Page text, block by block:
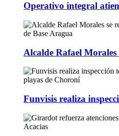
Operativo integral
Alcalde Rafael
Funvisis realiza